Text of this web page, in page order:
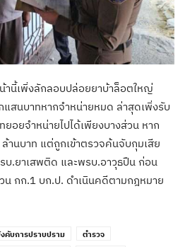
านี้เพิ่งลักลอบปล่อยยาบ้าล็อตใหญ่
สนบาทหากจำหน่ายหมด ล่าสุดเพิ่งรับ
อยจำหน่ายไปได้เพียงบางส่วน หาก
านบาท แต่ถูกเข้าตรวจค้นจับกุมเสีย
.ยาเสพติด และพรบ.อาวุธปืน ก่อน
กก.1 บก.ป. ดำเนินคดีตามกฎหมาย
คับการปราบปราม
ตำรวจ